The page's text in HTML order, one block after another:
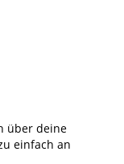
über deine
einfach an